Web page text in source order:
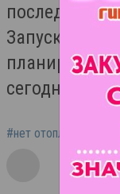
последствия
Запуск водо-
планируется
#нет отопления